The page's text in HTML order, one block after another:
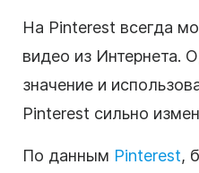
На Pinterest всегда
видео из Интернета.
значение и
Pinterest сильно
По данным Pinterest,